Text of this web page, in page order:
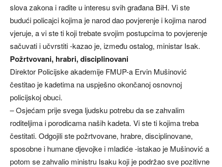
slova zakona i radite u interesu svih građana BiH. Vi ste
budući policajci kojima je narod dao povjerenje i kojima narod
vjeruje, a vi ste ti koji trebate svojim postupcima to povjerenje
sačuvati i učvrstiti -kazao je, između ostalog, ministar Isak.
Požrtvovani, hrabri, disciplinovani
Direktor Policijske akademije FMUP-a Ervin Mušinović
čestitao je kadetima na uspješno okončanoj osnovnoj
policijskoj obuci.
– Osjećam prije svega ljudsku potrebu da se zahvalim
roditeljima i porodicama naših kadeta. Vi ste ti kojima treba
čestitati. Odgojili ste požrtvovane, hrabre, disciplinovane,
sposobne i humane djevojke i mladiće -istakao je Mušinović a
potom se zahvalio ministru Isaku koji je podržao sve pozitivne